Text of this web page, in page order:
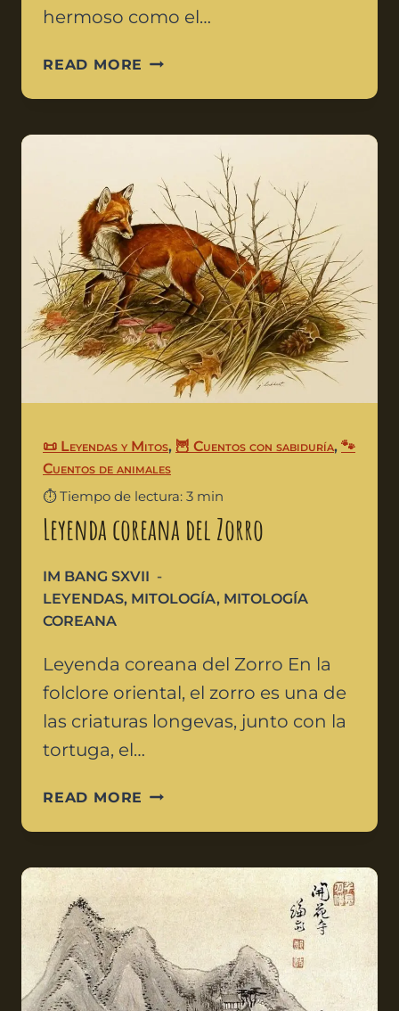
hermoso como el…
READ MORE
📜 Leyendas y Mitos, 🦉 Cuentos con sabiduría, 🐾
Cuentos de animales
⏱️ Tiempo de lectura: 3 min
Leyenda coreana del Zorro
IM BANG SXVII
LEYENDAS, MITOLOGÍA, MITOLOGÍA
COREANA
Leyenda coreana del Zorro En la
folclore oriental, el zorro es una de
las criaturas longevas, junto con la
tortuga, el…
READ MORE